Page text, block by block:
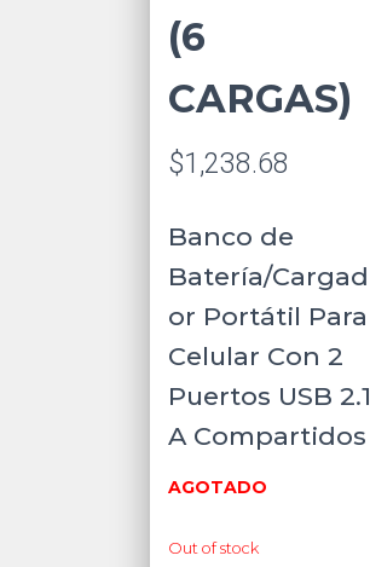
(6
CARGAS)
$1,238.68
Banco de
Batería/Cargad
or Portátil Para
Celular Con 2
Puertos USB 2.1
A Compartidos
AGOTADO
Out of stock